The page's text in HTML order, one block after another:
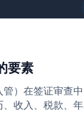
要素
）在签证审查中
收入、税款、年